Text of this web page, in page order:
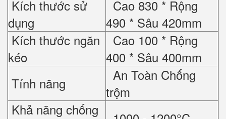
Kích thước sử
dụng
Cao 830 * Rộng
490 * Sâu 420mm
Kích thước ngăn
kéo
Cao 100 * Rộng
400 * Sâu 400mm
Tính năng
An Toàn Chống
trộm
Khả năng chống